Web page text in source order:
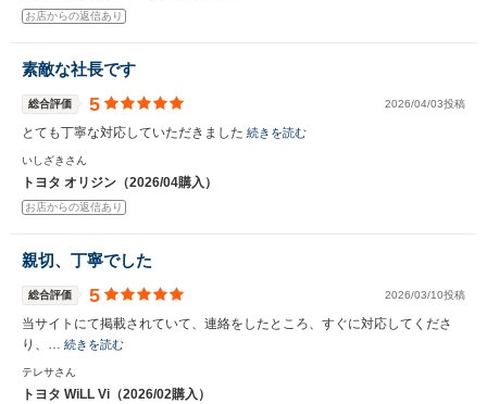
お店からの返信あり
素敵な社長です
総合評価 5 2026/04/03投稿
とても丁寧な対応していただきました 続きを読む
いしざきさん
トヨタ オリジン（2026/04購入）
お店からの返信あり
親切、丁寧でした
総合評価 5 2026/03/10投稿
当サイトにて掲載されていて、連絡をしたところ、すぐに対応してくださ
り、… 続きを読む
テレサさん
トヨタ WiLL Vi（2026/02購入）